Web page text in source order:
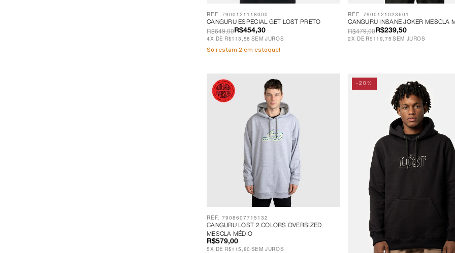
CANGURU ESPECIAL GET LOST PRETO
R$454,30
R$649,00
4X DE R$113,58 SEM JUROS
REF. 7900121118000
Só restam 2 em estoque!
CANGURU INSANE JOKER MESCLA
R$239,50
R$479,00
2X DE R$119,75 SEM JUROS
REF. 7900121023601
CANGURU LOST 2 COLORS OVERSIZED
MESCLA MÉDIO
R$579,00
5X DE R$115,80 SEM JUROS
REF. 7908607715132
-20%